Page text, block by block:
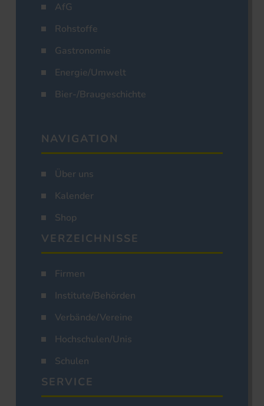
AfG
Rohstoffe
Gastronomie
Energie/Umwelt
Bier-/Braugeschichte
NAVIGATION
Über uns
Kalender
Shop
VERZEICHNISSE
Firmen
Institute/Behörden
Verbände/Vereine
Hochschulen/Unis
Schulen
SERVICE